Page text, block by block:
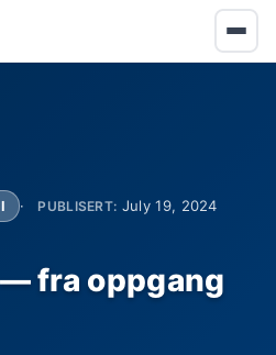
PUBLISERT: July 19, 2024
fra oppgang